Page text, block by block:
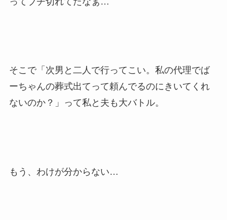
そこで「次男と二人で行ってこい。私の代理でば
ーちゃんの葬式出てって頼んでるのにきいてくれ
ないのか？」って私と夫も大バトル。
もう、わけが分からない…